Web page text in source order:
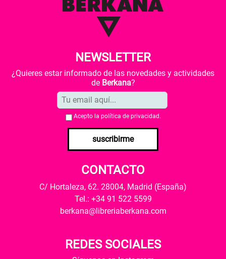
NEWSLETTER
¿Quieres estar informado de las novedades y actividades
de Berkana?
Acepto la política de privacidad .
suscribirme
CONTACTO
C/ Hortaleza, 62. 28004, Madrid (España)
Tel.: +34 91 522 5599
berkana@libreriaberkana.com
REDES SOCIALES